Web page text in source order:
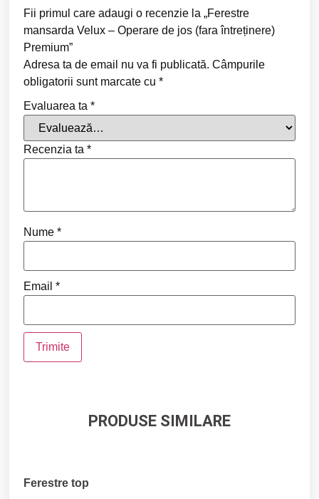
Fii primul care adaugi o recenzie la „Ferestre
mansarda Velux – Operare de jos (fara întreținere)
Premium”
Adresa ta de email nu va fi publicată. Câmpurile
obligatorii sunt marcate cu*
Evaluarea ta*
Recenzia ta*
Nume*
Email*
PRODUSE SIMILARE
Ferestre top